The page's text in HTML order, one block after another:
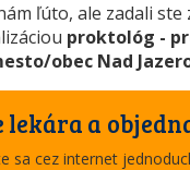
ľúto, ale zadali ste
proktológ -
obec Nad
lekára a
sa cez internet